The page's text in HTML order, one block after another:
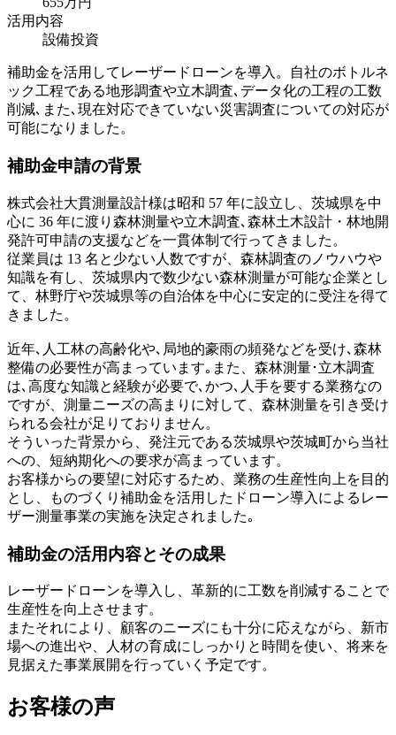
活用内容
設備投資
補助金を活用してレーザードローンを導入。自社のボトルネ
ック工程である地形調査や立木調査､データ化の工程の工数
削減､また､現在対応できていない災害調査についての対応が
可能になりました。
補助金申請の背景
株式会社大貫測量設計様は昭和 57 年に設立し、茨城県を中
心に 36 年に渡り森林測量や立木調査､森林土木設計・林地開
発許可申請の支援などを一貫体制で行ってきました。
従業員は 13 名と少ない人数ですが、森林調査のノウハウや
知識を有し、茨城県内で数少ない森林測量が可能な企業とし
て、林野庁や茨城県等の自治体を中心に安定的に受注を得て
きました。
近年､人工林の高齢化や､局地的豪雨の頻発などを受け､森林
整備の必要性が高まっています｡また、森林測量･立木調査
は､高度な知識と経験が必要で､かつ､人手を要する業務なの
ですが、測量ニーズの高まりに対して、森林測量を引き受け
られる会社が足りておりません。
そういった背景から、発注元である茨城県や茨城町から当社
への、短納期化への要求が高まっています。
お客様からの要望に対応するため、業務の生産性向上を目的
とし、ものづくり補助金を活用したドローン導入によるレー
ザー測量事業の実施を決定されました｡
補助金の活用内容とその成果
レーザードローンを導入し、革新的に工数を削減することで
生産性を向上させます。
またそれにより、顧客のニーズにも十分に応えながら、新市
場への進出や、人材の育成にしっかりと時間を使い、将来を
見据えた事業展開を行っていく予定です。
お客様の声